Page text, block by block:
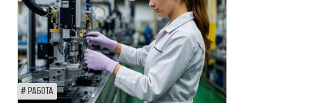
РАБОТА